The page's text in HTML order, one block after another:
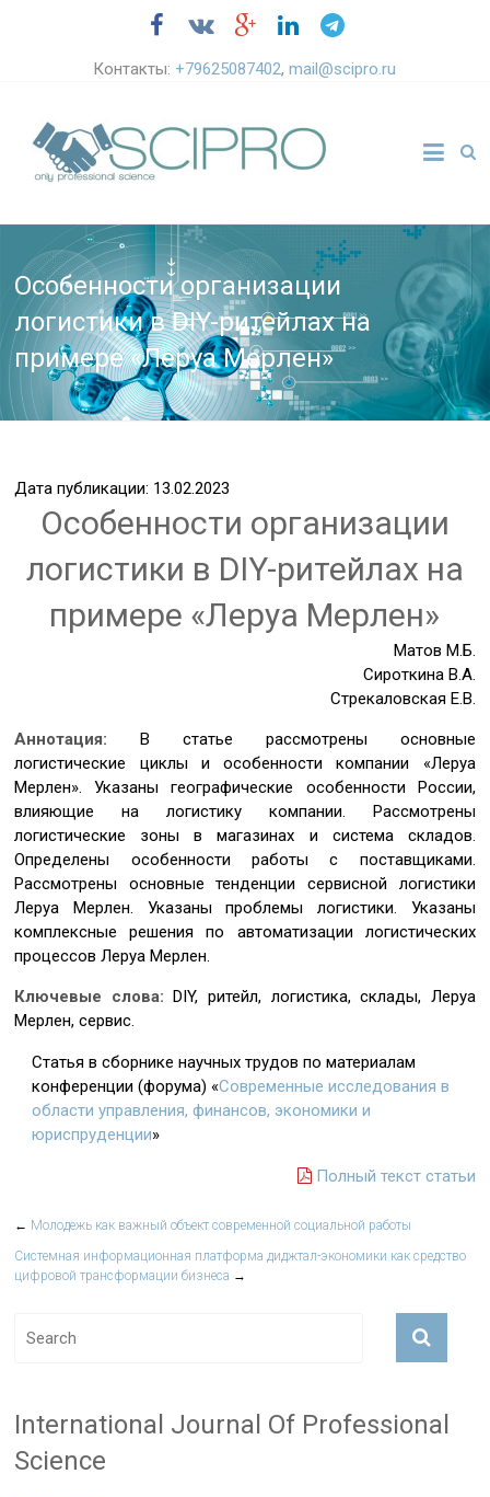
Контакты:+79625087402,mail@scipro.ru
Особенности организации
логистики в DIY-ритейлах на
примере «Леруа Мерлен»
Дата публикации: 13.02.2023
Особенности организации
логистики в DIY-ритейлах на
примере «Леруа Мерлен»
Матов М.Б.
Сироткина В.А.
Стрекаловская Е.В.
Аннотация:В статье рассмотрены основные
логистические циклы и особенности компании «Леруа
Мерлен». Указаны географические особенности России,
влияющие на логистику компании. Рассмотрены
логистические зоны в магазинах и система складов.
Определены особенности работы с поставщиками.
Рассмотрены основные тенденции сервисной логистики
Леруа Мерлен. Указаны проблемы логистики. Указаны
комплексные решения по автоматизации логистических
процессов Леруа Мерлен.
Ключевые слова:DIY, ритейл, логистика, склады, Леруа
Мерлен, сервис.
Статья в сборнике научных трудов по материалам
конференции (форума) «Современные исследования в
области управления, финансов, экономики и
юриспруденции»
Полный текст статьи
← Молодежь как важный объект современной социальной работы
Системная информационная платформа диджтал-экономики как средство
цифровой трансформации бизнеса →
International Journal Of Professional
Science